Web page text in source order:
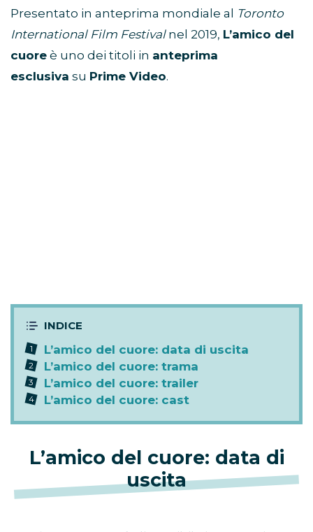
Presentato in anteprima mondiale al
Toronto
International Film Festivalnel 2019, L’amico del
cuore è uno dei titoli in anteprima
esclusiva su Prime Video.
L’amico del cuore: data di uscita
L’amico del cuore: trama
L’amico del cuore: trailer
L’amico del cuore: cast
L’amico del cuore: data di
uscita